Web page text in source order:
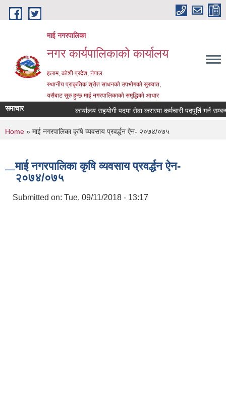
Skip to main content
माई नगरपालिका
नगर कार्यपालिकाको कार्यालय
इलाम, कोशी प्रदेश, नेपाल
स्थानीय प्राकृतिक श्रोत साधनको उपभोगको सुरुवात,
यसैबाट सुरु हुन्छ माई नगरपालिकाको समृद्धिको आधार
समाचार कार्यालय सहयोगी पदमा सेवा करारमा कर्मचारी पदपूर्ति गर्न सम्बन्धी
You are here
Home » माई नगरपालिका कृषि व्यवसाय प्रवर्द्धन ऐन- २०७४/०७५
माई नगरपालिका कृषि व्यवसाय प्रवर्द्धन ऐन-
२०७४/०७५
Submitted on: Tue, 09/11/2018 - 13:17